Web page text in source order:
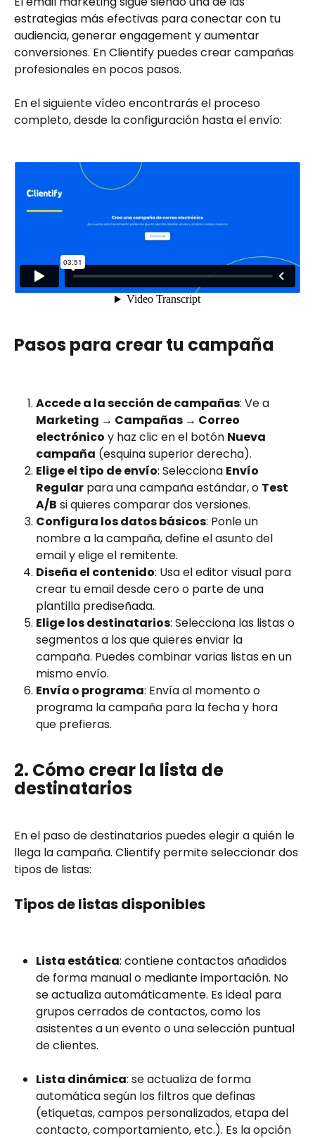
estrategias más efectivas para conectar con tu
audiencia, generar engagement y aumentar
conversiones. En Clientify puedes crear campañas
profesionales en pocos pasos.
En el siguiente vídeo encontrarás el proceso
completo, desde la configuración hasta el envío:
Pasos para crear tu campaña
Accede a la sección de campañas: Ve a
Marketing → Campañas → Correo
electrónico y haz clic en el botón Nueva
campaña (esquina superior derecha).
Elige el tipo de envío: Selecciona Envío
Regular para una campaña estándar, o Test
A/B si quieres comparar dos versiones.
Configura los datos básicos: Ponle un
nombre a la campaña, define el asunto del
email y elige el remitente.
Diseña el contenido: Usa el editor visual para
crear tu email desde cero o parte de una
plantilla prediseñada.
Elige los destinatarios: Selecciona las listas o
segmentos a los que quieres enviar la
campaña. Puedes combinar varias listas en un
mismo envío.
Envía o programa: Envía al momento o
programa la campaña para la fecha y hora
que prefieras.
2. Cómo crear la lista de
destinatarios
En el paso de destinatarios puedes elegir a quién le
llega la campaña. Clientify permite seleccionar dos
tipos de listas:
Tipos de listas disponibles
Lista estática: contiene contactos añadidos
de forma manual o mediante importación. No
se actualiza automáticamente. Es ideal para
grupos cerrados de contactos, como los
asistentes a un evento o una selección puntual
de clientes.
Lista dinámica: se actualiza de forma
automática según los filtros que definas
(etiquetas, campos personalizados, etapa del
contacto, comportamiento, etc.). Es la opción